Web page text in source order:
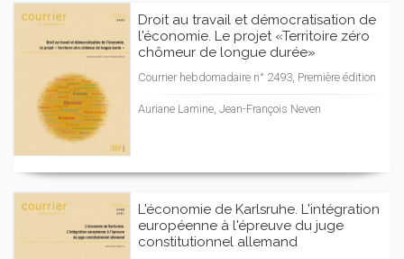
Droit au travail et démocratisation de
l'économie. Le projet «Territoire zéro
chômeur de longue durée»
Courrier hebdomadaire n° 2493, Première édition
Auriane Lamine, Jean-François Neven
L'économie de Karlsruhe. L'intégration
européenne à l'épreuve du juge
constitutionnel allemand